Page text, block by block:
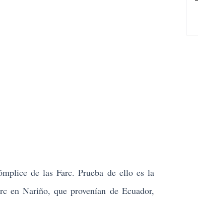
de las Farc. Prueba de ello es la
en Nariño, que provenían de Ecuador,